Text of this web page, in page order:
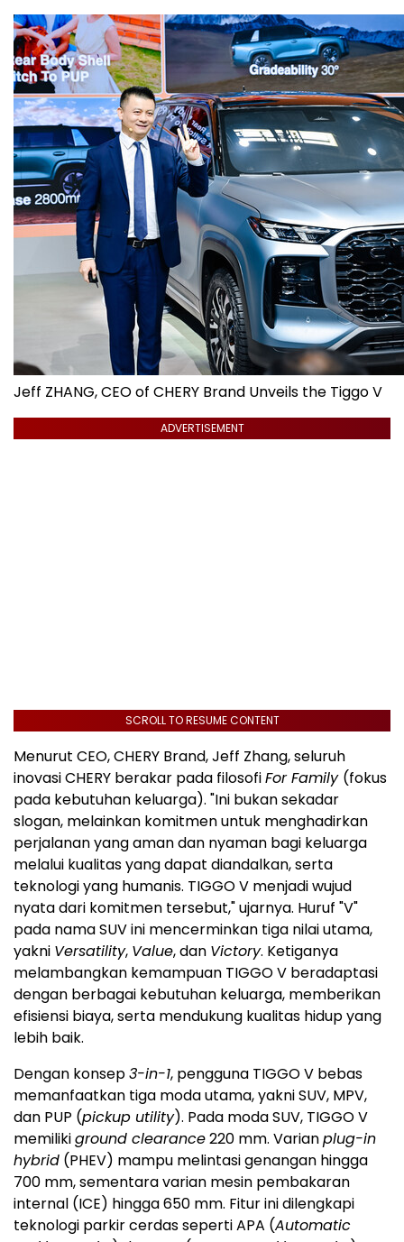
Jeff ZHANG, CEO of CHERY Brand Unveils the Tiggo V
ADVERTISEMENT
SCROLL TO RESUME CONTENT
Menurut CEO, CHERY Brand, Jeff Zhang, seluruh
inovasi CHERY berakar pada filosofiFor Family (fokus
pada kebutuhan keluarga). "Ini bukan sekadar
slogan, melainkan komitmen untuk menghadirkan
perjalanan yang aman dan nyaman bagi keluarga
melalui kualitas yang dapat diandalkan, serta
teknologi yang humanis. TIGGO V menjadi wujud
nyata dari komitmen tersebut," ujarnya. Huruf "V"
pada nama SUV ini mencerminkan tiga nilai utama,
yakni Versatility, Value, dan Victory. Ketiganya
melambangkan kemampuan TIGGO V beradaptasi
dengan berbagai kebutuhan keluarga, memberikan
efisiensi biaya, serta mendukung kualitas hidup yang
lebih baik.
Dengan konsep3-in-1, pengguna TIGGO V bebas
memanfaatkan tiga moda utama, yakni SUV, MPV,
dan PUP (pickup utility). Pada moda SUV, TIGGO V
memilikiground clearance220 mm. Varianplug-in
hybrid (PHEV) mampu melintasi genangan hingga
700 mm, sementara varian mesin pembakaran
internal (ICE) hingga 650 mm. Fitur ini dilengkapi
teknologi parkir cerdas seperti APA (Automatic